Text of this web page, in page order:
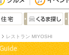
レストラン MIYOSHI